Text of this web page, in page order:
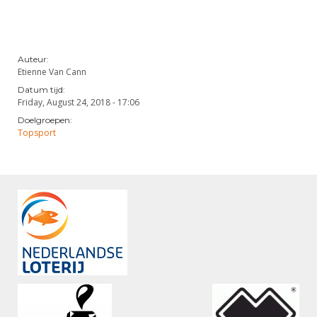
Auteur:
Etienne Van Cann
Datum tijd:
Friday, August 24, 2018 - 17:06
Doelgroepen:
Topsport